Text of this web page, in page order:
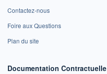
Contactez-nous
Foire aux Questions
Plan du site
Documentation Contractuelle